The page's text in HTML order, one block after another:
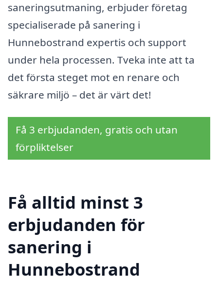
saneringsutmaning, erbjuder företag
specialiserade på sanering i
Hunnebostrand expertis och support
under hela processen. Tveka inte att ta
det första steget mot en renare och
säkrare miljö – det är värt det!
Få 3 erbjudanden, gratis och utan
förpliktelser
Få alltid minst 3
erbjudanden för
sanering i
Hunnebostrand